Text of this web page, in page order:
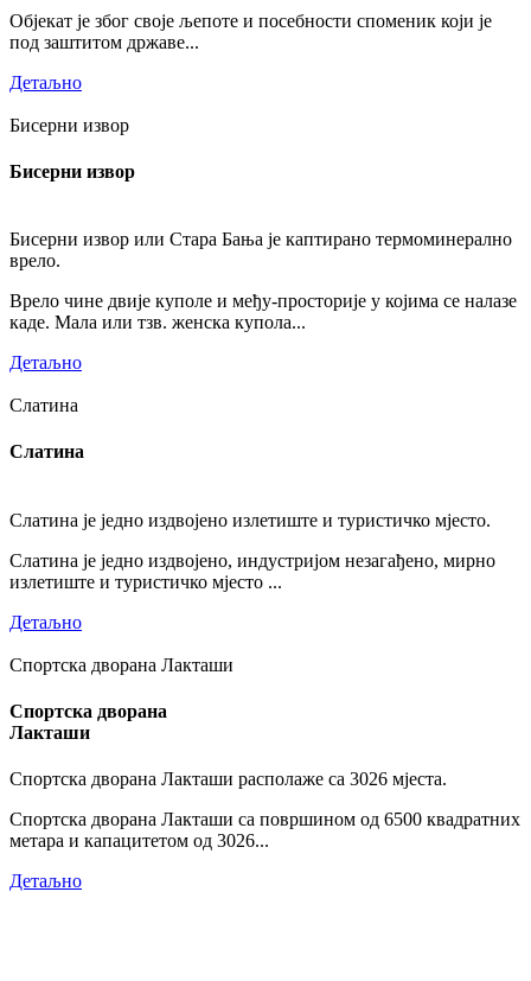
Објекат је због своје љепоте и посебности споменик који је
под заштитом државе...
Детаљно
Бисерни извор
Бисерни извор
Бисерни извор или Стара Бања је каптирано термоминерално
врело.
Врело чине двије куполе и међу-просторије у којима се налазе
каде. Мала или тзв. женска купола...
Детаљно
Слатина
Слатина
Слатина је једно издвојено излетиште и туристичко мјесто.
Слатина је једно издвојено, индустријом незагађено, мирно
излетиште и туристичко мјесто ...
Детаљно
Спортска дворана Лакташи
Спортска дворана
Лакташи
Спортска дворана Лакташи располаже са 3026 мјеста.
Спортска дворана Лакташи са површином од 6500 квадратних
метара и капацитетом од 3026...
Детаљно